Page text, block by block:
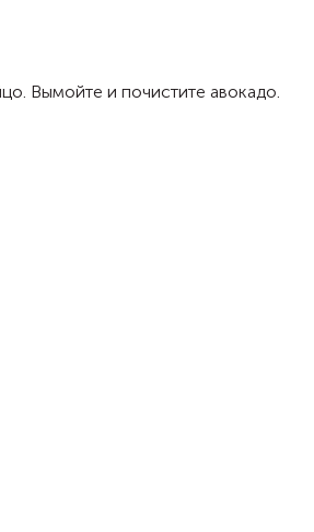
Вымойте и почистите авокадо.